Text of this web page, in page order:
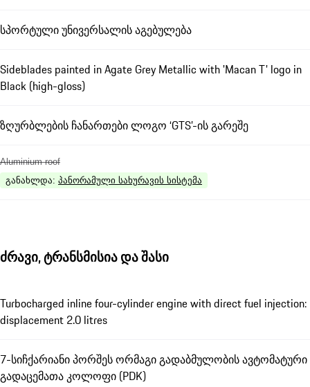
სპორტული უნივერსალის აგებულება
Sideblades painted in Agate Grey Metallic with 'Macan T' logo in
Black (high-gloss)
ზღურბლების ჩანართები ლოგო ‘GTS’-ის გარეშე
Aluminium roof
განახლდა: პანორამული სახურავის სისტემა
ძრავი, ტრანსმისია და შასი
Turbocharged inline four-cylinder engine with direct fuel injection:
displacement 2.0 litres
7-სიჩქარიანი პორშეს ორმაგი გადაბმულობის ავტომატური
გადაცემათა კოლოფი (PDK)